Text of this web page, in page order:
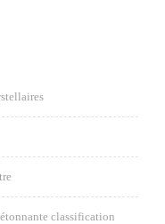
classification